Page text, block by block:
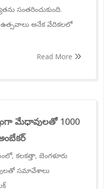
సంతరించుకుంది.
అనేక వేదికలలో
Read More
మేధావులతో 1000
కలకత్తా, బెంగళూరు
సమావేశాలు